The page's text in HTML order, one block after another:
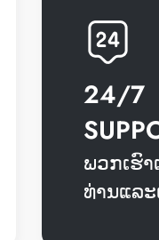
24/7
ພວກເຮົ
ທ່ານແລ